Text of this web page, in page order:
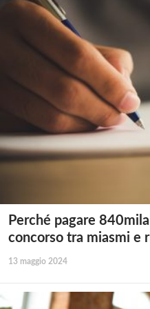
Perché pagare
concorso tra miasmi e
13 maggio 2024